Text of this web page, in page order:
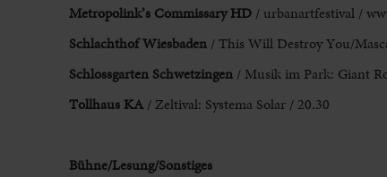
Metropolink’s Commissary HD / urbanartfestival /
Schlachthof Wiesbaden / This Will Destroy You/
Schlossgarten Schwetzingen / Musik im Park: Giant
Tollhaus KA/ Zeltival: Systema Solar / 20.30
Bühne/Lesung/Sonstiges